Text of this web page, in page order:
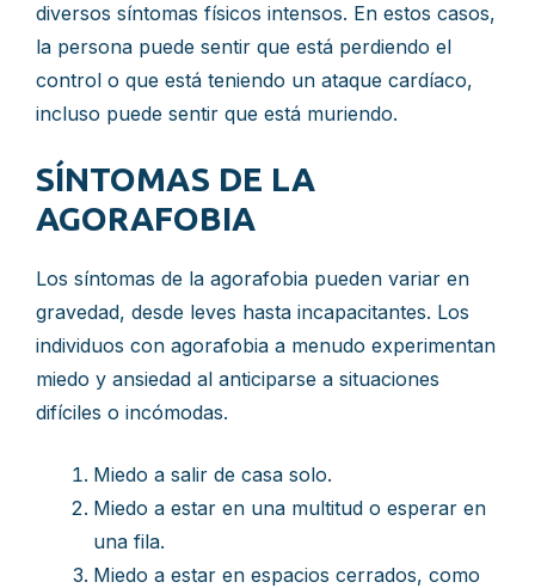
diversos síntomas físicos intensos. En estos casos,
la persona puede sentir que está perdiendo el
control o que está teniendo un ataque cardíaco,
incluso puede sentir que está muriendo.
SÍNTOMAS DE LA
AGORAFOBIA
Los síntomas de la agorafobia pueden variar en
gravedad, desde leves hasta incapacitantes. Los
individuos con agorafobia a menudo experimentan
miedo y ansiedad al anticiparse a situaciones
difíciles o incómodas.
Miedo a salir de casa solo.
Miedo a estar en una multitud o esperar en
una fila.
Miedo a estar en espacios cerrados, como